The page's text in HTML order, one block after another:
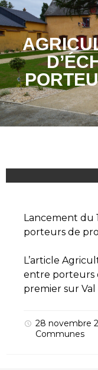
Lancement du
porteurs de
L’article
entre porteurs
premier sur
28 novembre
Communes